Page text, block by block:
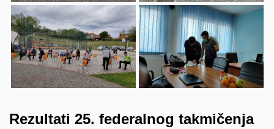
Rezultati 25. federalnog takmičenja